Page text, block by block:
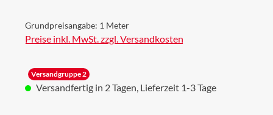
Grundpreisangabe: 1 Meter
Preise inkl. MwSt. zzgl. Versandkosten
Versandgruppe 2
Versandfertig in 2 Tagen, Lieferzeit 1-3 Tage